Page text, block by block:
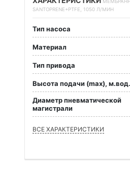
SANTOPRENE+PTFE, 1050 Л/МИН
Тип насоса
Материал
Тип привода
Высота подачи (max),
Диаметр пневматической
магистрали
ВСЕ ХАРАКТЕРИСТИКИ